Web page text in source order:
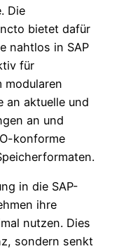
Die
bietet dafür
nahtlos in SAP
für
modularen
an aktuelle und
an und
konforme
in die SAP-
ihre
nutzen. Dies
sondern senkt